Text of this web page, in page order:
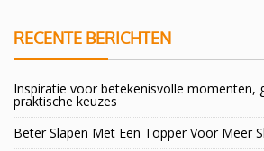
RECENTE BERICHTEN
Inspiratie voor betekenisvolle momenten,
praktische keuzes
Beter Slapen Met Een Topper Voor Meer